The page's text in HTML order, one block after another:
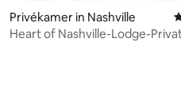
Privékamer in Nashville
Heart of Nashville-Lodge-